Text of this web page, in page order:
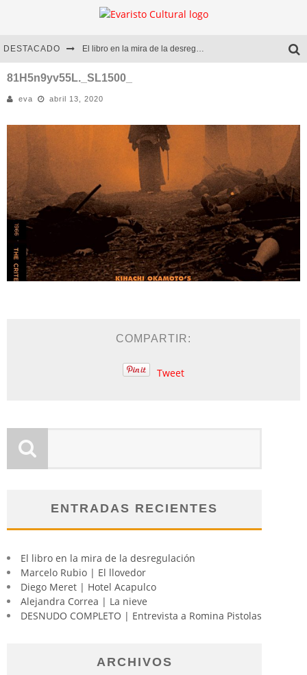
DESTACADO El libro en la mira de la desregulación
Marcelo Rubio | El llovedor
Diego Meret | Hotel Acapulco
Alejandra Correa | La nieve
81H5n9yv55L._SL1500_
eva abril 13, 2020
COMPARTIR:
Tweet
ENTRADAS RECIENTES
El libro en la mira de la desregulación
Marcelo Rubio | El llovedor
Diego Meret | Hotel Acapulco
Alejandra Correa | La nieve
DESNUDO COMPLETO | Entrevista a Romina Pistolas
ARCHIVOS